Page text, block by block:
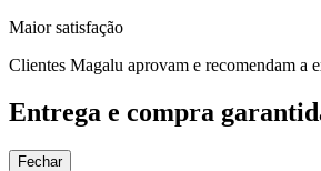
Maior satisfação
Clientes Magalu aprovam e recomendam a
Entrega e compra
Fechar